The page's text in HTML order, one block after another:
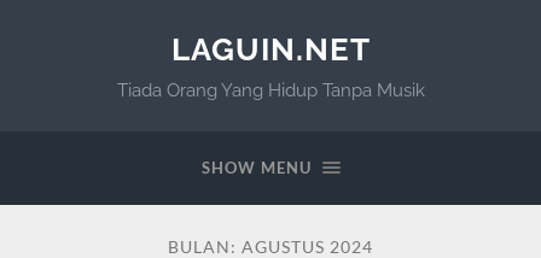
LAGUIN.NET
Tiada Orang Yang Hidup Tanpa Musik
SHOW MENU
BULAN: AGUSTUS 2024